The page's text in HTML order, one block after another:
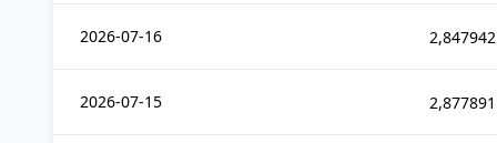
2026-07-16 2,847942
2026-07-15 2,877891